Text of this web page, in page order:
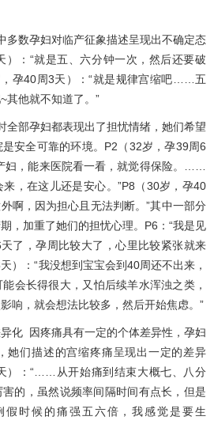
多数孕妇对临产征象描述呈现出不确定态
）：“就是五、六分钟一次，然后还要破
，孕40周3天）：“就是规律宫缩吧……五
其他就不知道了。”
全部孕妇都表现出了担忧情绪，她们希望
安全可靠的环境。P2（32岁，孕39周6
，能来医院看一看，就觉得保险。……
，在这儿还是安心。”P8（30岁，孕40
啊，因为担心且无法判断。”其中一部分
，加重了她们的担忧心理。P6：“我是见
了，孕周比较大了，心里比较紧张就来
）：“我没想到宝宝会到40周还不出来，
会长得很大，又怕后续羊水浑浊之类，
响，就会想法比较多，然后开始焦虑。”
化 因疼痛具有一定的个体差异性，孕妇
她们描述的宫缩疼痛呈现出一定的差异
）：“……从开始痛到结束大概七、八分
的，虽然说频率间隔时间有点长，但是
假时候的痛强五六倍，我感觉是要生